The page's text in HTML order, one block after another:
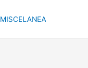
MISCELANEA